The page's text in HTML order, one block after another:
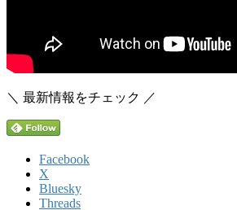
＼ 最新情報をチェック ／
Facebook
X
Bluesky
Threads